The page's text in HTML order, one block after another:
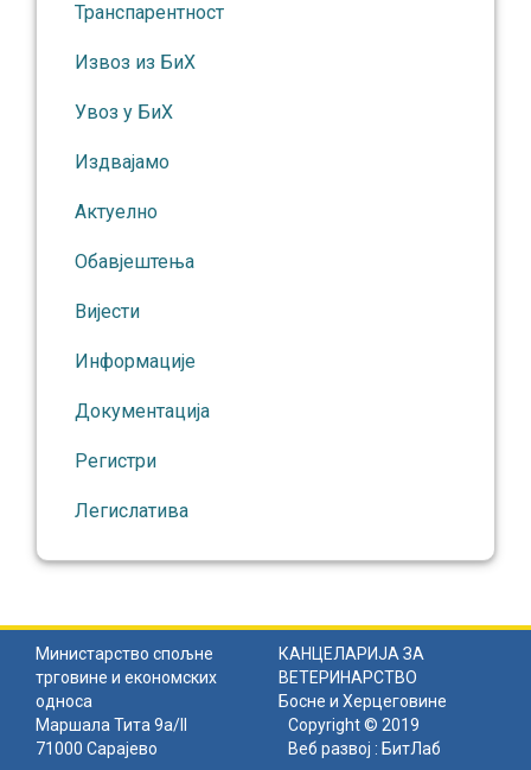
Транспарентност
Извоз из БиХ
Увоз у БиХ
Издвајамо
Актуелно
Обавјештења
Вијести
Информације
Документација
Регистри
Легислатива
Министарство спољне
трговине и економских
односа
КАНЦЕЛАРИЈА ЗА
ВЕТЕРИНАРСТВО
Босне и Херцеговине
Маршала Тита 9а/II
71000 Сарајево
Copyright © 2019
Веб развој : БитЛаб